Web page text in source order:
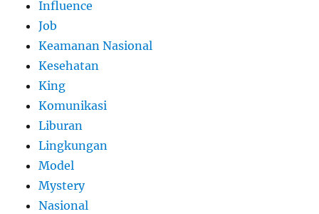
Influence
Job
Keamanan Nasional
Kesehatan
King
Komunikasi
Liburan
Lingkungan
Model
Mystery
Nasional